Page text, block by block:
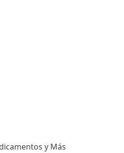
y Más